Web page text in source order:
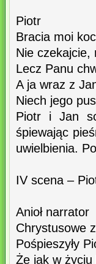
Piotr
Bracia moi
Nie czekajcie,
Lecz Panu
A ja wraz z
Niech jego
Piotr i Jan
śpiewając
uwielbienia.
IV scena –
Anioł narrator
Chrystusowe
Pośpieszyły
Że jak w życiu